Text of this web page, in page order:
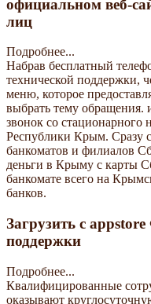
официальном веб-
лиц
Подробнее...
Набрав бесплатный
технической поддержки,
меню, которое
выбрать тему обращения.
звонок со стационарного
Республики Крым. Сразу
банкоматов и филиалов
деньги в Крыму с карты
банкомате всего на
банков.
Загрузить с
поддержки
Подробнее...
Квалифицированные
оказывают